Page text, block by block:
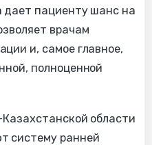
дает пациенту шанс на
врачам
и, самое главное,
полноценной
области
систему ранней